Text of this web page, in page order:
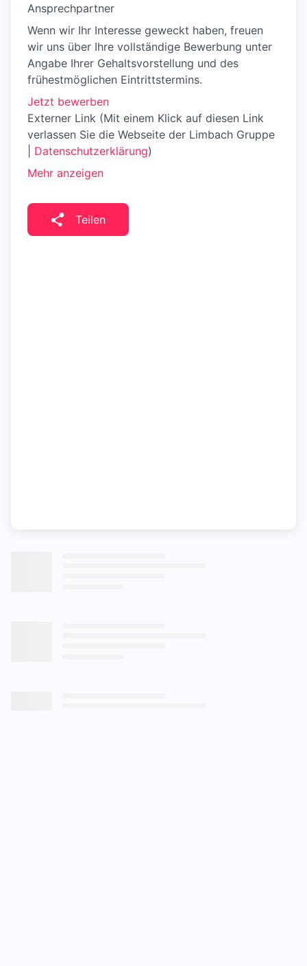
Ansprechpartner
Wenn wir Ihr Interesse geweckt haben, freuen
wir uns über Ihre vollständige Bewerbung unter
Angabe Ihrer Gehaltsvorstellung und des
frühestmöglichen Eintrittstermins.
Jetzt bewerben
Externer Link (Mit einem Klick auf diesen Link
verlassen Sie die Webseite der Limbach Gruppe
Datenschutzerklärung)
Mehr anzeigen
Teilen